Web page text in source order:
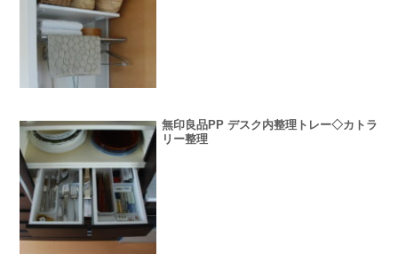
無印良品PP デスク内整理トレー◇カトラ
リー整理